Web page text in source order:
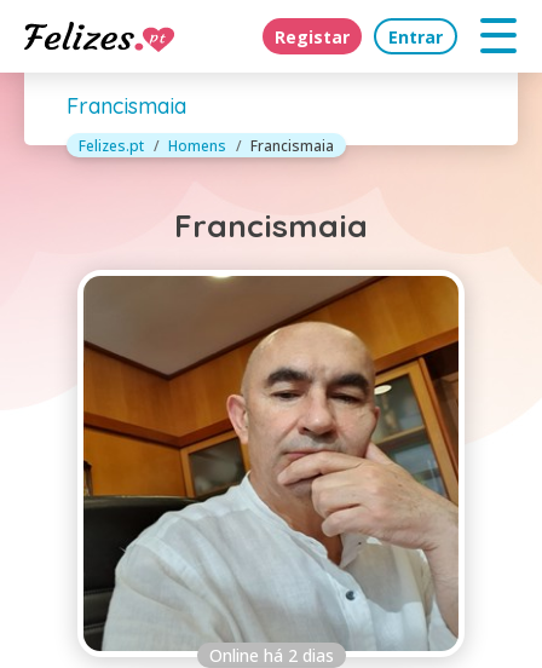
Registar Entrar
Francismaia
Felizes.pt Homens Francismaia
Francismaia
Online há 2 dias